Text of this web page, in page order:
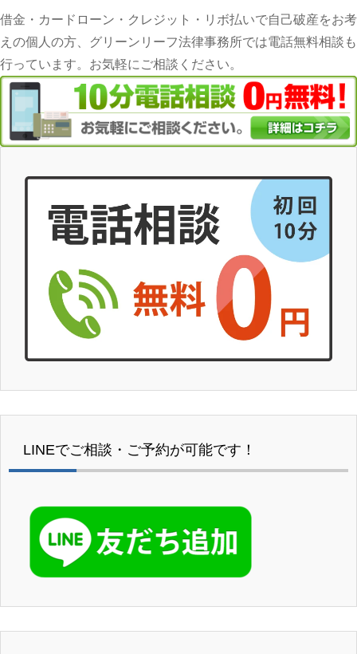
借金・カードローン・クレジット・リボ払いで自己破産をお考
えの個人の方、グリーンリーフ法律事務所では電話無料相談も
行っています。お気軽にご相談ください。
LINEでご相談・ご予約が可能です！